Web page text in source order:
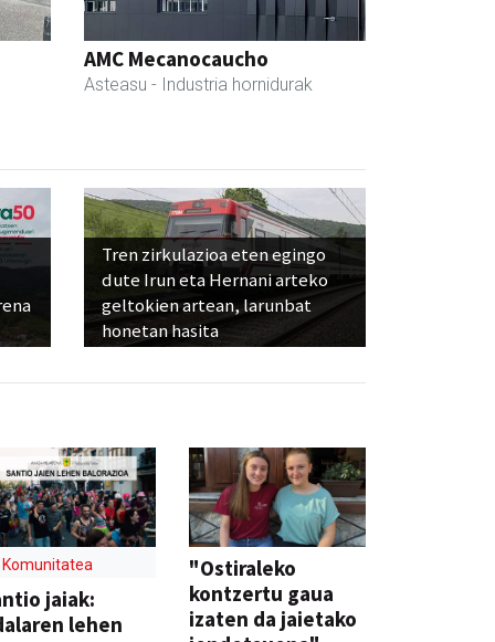
AMC Mecanocaucho
Asteasu - Industria hornidurak
Tren zirkulazioa eten egingo
dute Irun eta Hernani arteko
geltokien artean, larunbat
honetan hasita
Komunitatea
jaiak:
lehen
"Ostiraleko
kontzertu gaua
izaten da jaietako